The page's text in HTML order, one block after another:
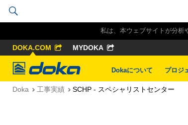
私は、本ウェブサイトが分析
DOKA.COM MYDOKA
Doka
Dokaについて
プロジ
Doka 工事実績 SCHP - スペシャリストセンター